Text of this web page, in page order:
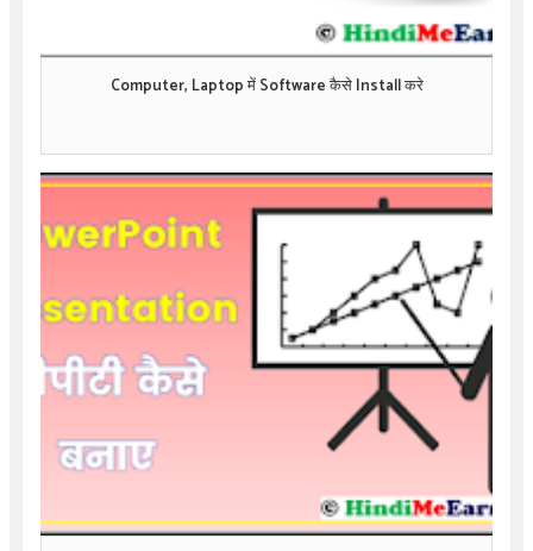
Computer, Laptop में Software कैसे Install करे